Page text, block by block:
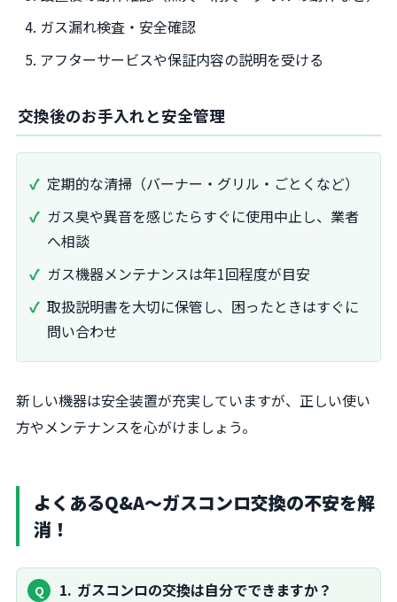
ガス漏れ検査・安全確認
アフターサービスや保証内容の説明を受ける
交換後のお手入れと安全管理
定期的な清掃（バーナー・グリル・ごとくなど）
ガス臭や異音を感じたらすぐに使用中止し、業者
へ相談
ガス機器メンテナンスは年1回程度が目安
取扱説明書を大切に保管し、困ったときはすぐに
問い合わせ
新しい機器は安全装置が充実していますが、正しい使い
方やメンテナンスを心がけましょう。
よくあるQ&A〜ガスコンロ交換の不安を解
消！
1 ガスコンロの交換は自分でできますか？